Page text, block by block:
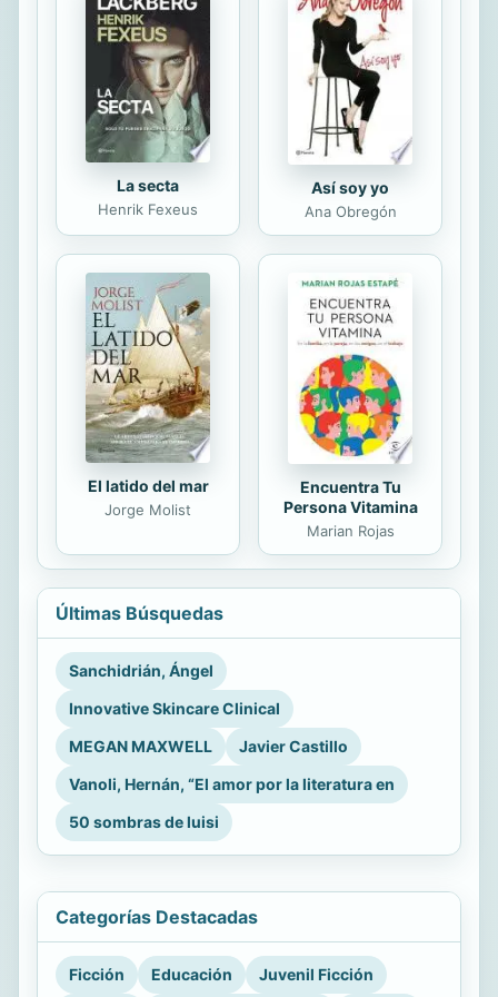
La secta
Henrik Fexeus
Así soy yo
Ana Obregón
El latido del mar
Jorge Molist
Encuentra Tu
Persona Vitamina
Marian Rojas
Últimas Búsquedas
Sanchidrián, Ángel
Innovative Skincare Clinical
MEGAN MAXWELL
Javier Castillo
Vanoli, Hernán, “El amor por la literatura en
50 sombras de luisi
Categorías Destacadas
Ficción Educación Juvenil Ficción